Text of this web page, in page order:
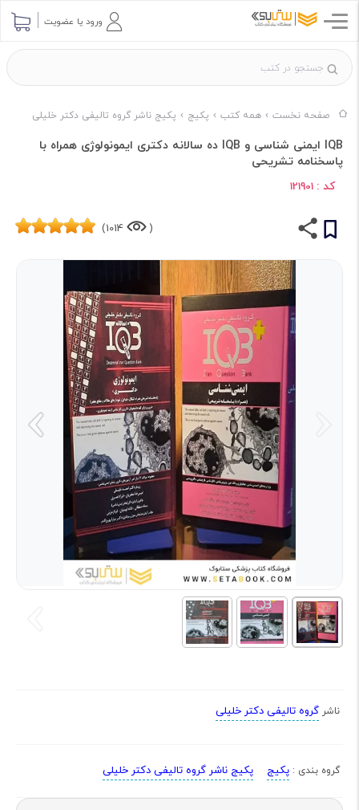
ورود یا عضویت
صفحه نخست همه کتب پکیج پکیج ناشر گروه تالیفی دکتر خلیلی
IQB ایمنی شناسی و IQB ده سالانه دکتری ایمونولوژی همراه با
پاسخنامه تشریحی
کد : 121901
(
1014)
ناشر گروه تالیفی دکتر خلیلی
گروه بندی : پکیج پکیج ناشر گروه تالیفی دکتر خلیلی